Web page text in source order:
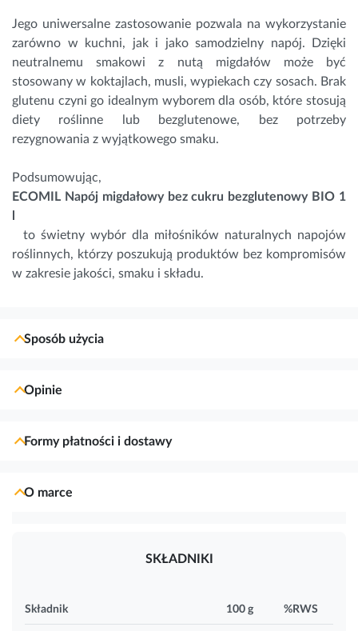
Jego uniwersalne zastosowanie pozwala na wykorzystanie
zarówno w kuchni, jak i jako samodzielny napój. Dzięki
neutralnemu smakowi z nutą migdałów może być
stosowany w koktajlach, musli, wypiekach czy sosach. Brak
glutenu czyni go idealnym wyborem dla osób, które stosują
diety roślinne lub bezglutenowe, bez potrzeby
rezygnowania z wyjątkowego smaku.
Podsumowując,
ECOMIL Napój migdałowy bez cukru bezglutenowy BIO 1
to świetny wybór dla miłośników naturalnych napojów
roślinnych, którzy poszukują produktów bez kompromisów
w zakresie jakości, smaku i składu.
Sposób użycia
Opinie
Formy płatności i dostawy
O marce
SKŁADNIKI
Składnik 100 g %RWS